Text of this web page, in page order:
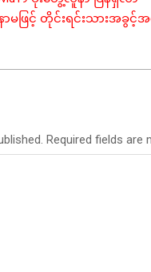
ဖြင့် တိုင်းရင်းသားအခွင့်
Required fields are